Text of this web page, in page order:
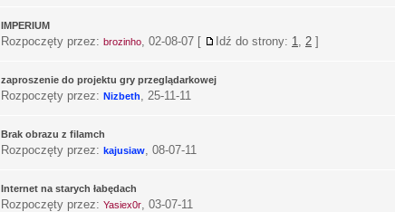
IMPERIUM
Rozpoczęty przez: brozinho, 02-08-07 [ Idź do strony: 1, 2 ]
zaproszenie do projektu gry przeglądarkowej
Rozpoczęty przez: Nizbeth, 25-11-11
Brak obrazu z filamch
Rozpoczęty przez: kajusiaw, 08-07-11
Internet na starych łabędach
Rozpoczęty przez: Yasiex0r, 03-07-11